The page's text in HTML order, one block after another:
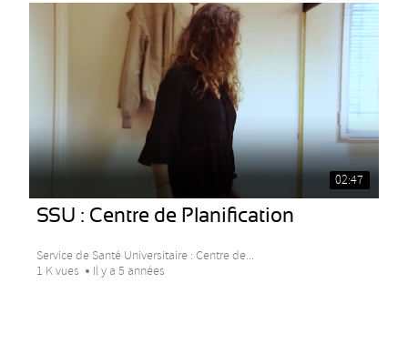
02:47
SSU : Centre de Planification
Service de Santé Universitaire : Centre de...
1 K vues
Il y a 5 années